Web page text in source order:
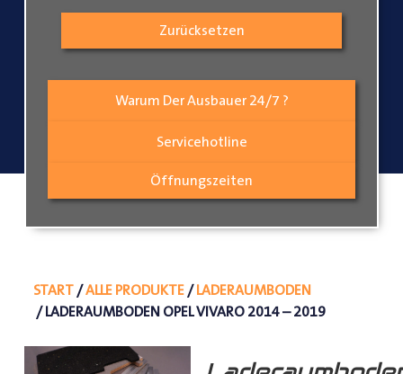
Warum Der Ausbauer 24/7 ?
Servicehotline
Öffnungszeiten
Zurücksetzen
START/ALLE PRODUKTE/LADERAUMBODEN
/ LADERAUMBODEN OPEL VIVARO 2014 – 2019